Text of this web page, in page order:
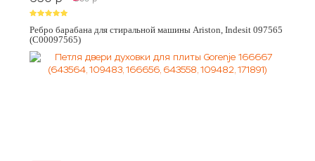
Ребро барабана для стиральной машины Ariston, Indesit 097565
(C00097565)